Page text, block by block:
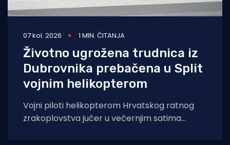
07 kol. 2026 1 MIN. ČITANJA
Životno ugrožena trudnica iz
Dubrovnika prebačena u Split
vojnim helikopterom
Vojni piloti helikopterom Hrvatskog ratnog
zrakoplovstva jučer u večernjim satima